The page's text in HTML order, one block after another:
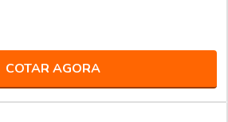
COTAR AGORA